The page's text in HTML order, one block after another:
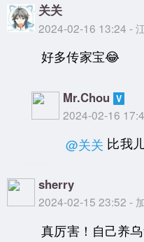
关关
2024-02-16 13:24 -
好多传家宝😂
Mr.Chou
2024-02-16
@关关 比我
sherry
2024-02-15 23:52 -
真厉害！自己养